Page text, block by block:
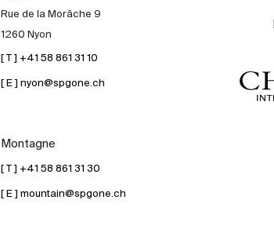
Rue de la Morâche 9
1260 Nyon
[ T ] +41 58 861 31 10
[ E ] nyon@spgone.ch
Montagne
[ T ] +41 58 861 31 30
[ E ] mountain@spgone.ch